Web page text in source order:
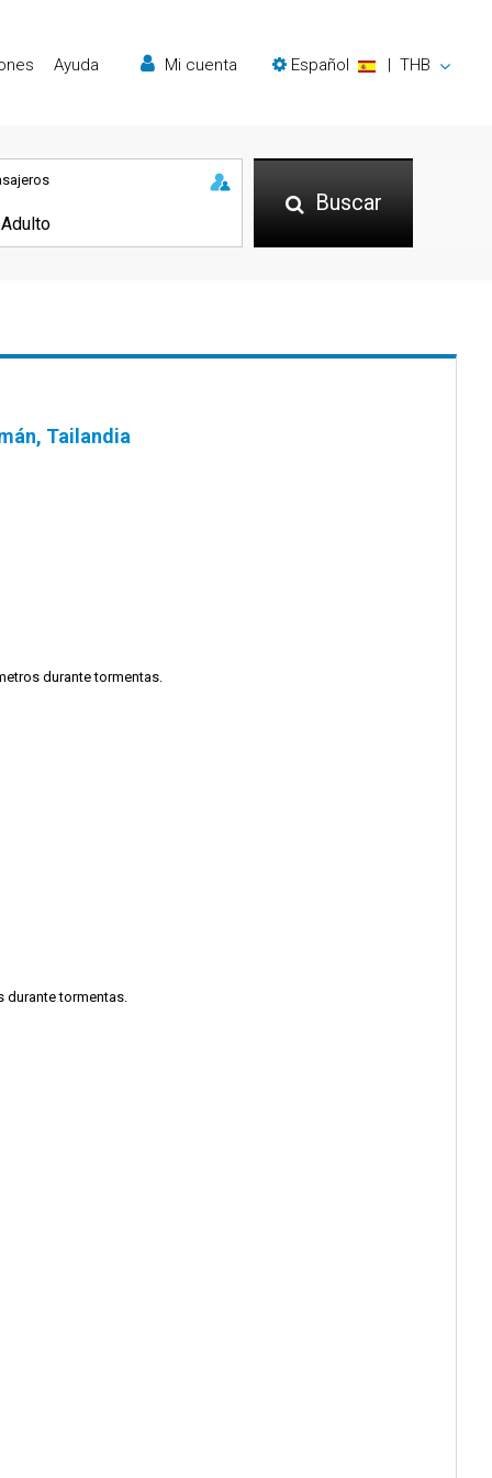
Ayuda Mi cuenta Español | THB
Buscar
Tailandia
durante tormentas.
durante tormentas.